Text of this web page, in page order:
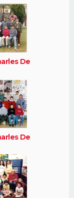
De
De